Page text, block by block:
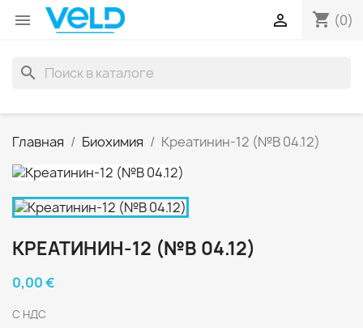
 shopping_cart (0)

search
Главная Биохимия Креатинин-12 (№В 04.12)
КРЕАТИНИН-12 (№В 04.12)
0,00 €
С НДС